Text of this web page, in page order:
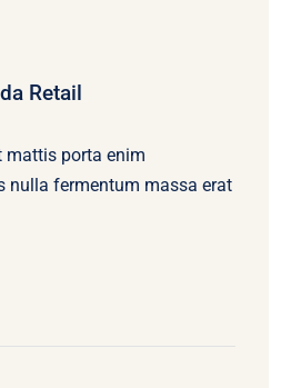
Retail
mattis porta enim
nulla fermentum massa erat